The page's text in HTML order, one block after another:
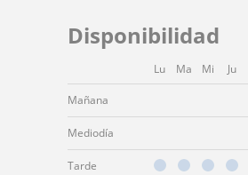
Disponibilidad
Lu Ma Mi Ju
Mañana
Mediodía
Tarde